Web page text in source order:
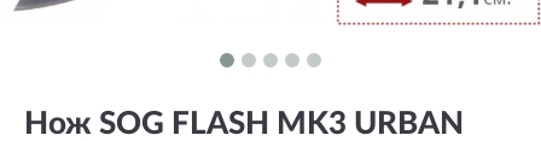
Нож SOG FLASH MK3 URBAN